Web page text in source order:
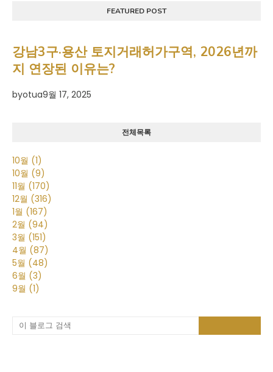
FEATURED POST
강남3구·용산 토지거래허가구역, 2026년까
지 연장된 이유는?
byotua9월 17, 2025
전체목록
10월 (1)
10월 (9)
11월 (170)
12월 (316)
1월 (167)
2월 (94)
3월 (151)
4월 (87)
5월 (48)
6월 (3)
9월 (1)